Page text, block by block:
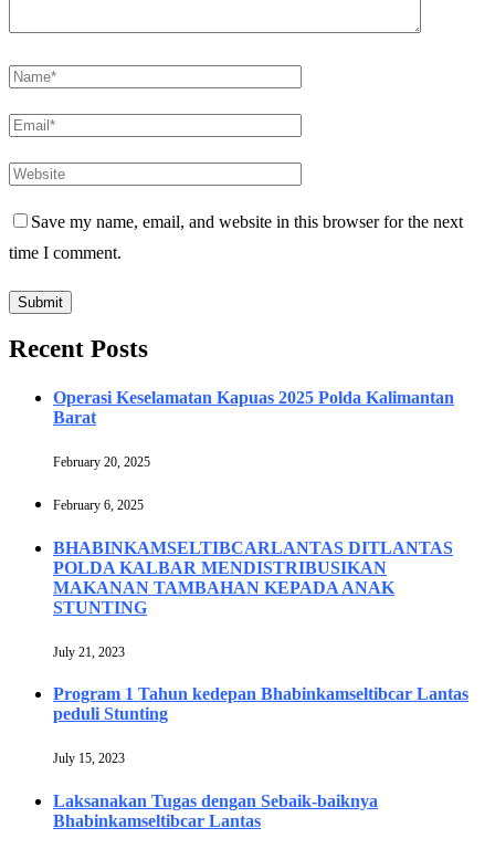
Save my name, email, and website in this browser for the next
time I comment.
Recent Posts
Operasi Keselamatan Kapuas 2025 Polda Kalimantan
Barat
February 20, 2025
February 6, 2025
BHABINKAMSELTIBCARLANTAS DITLANTAS
POLDA KALBAR MENDISTRIBUSIKAN
MAKANAN TAMBAHAN KEPADA ANAK
STUNTING
July 21, 2023
Program 1 Tahun kedepan Bhabinkamseltibcar Lantas
peduli Stunting
July 15, 2023
Laksanakan Tugas dengan Sebaik-baiknya
Bhabinkamseltibcar Lantas